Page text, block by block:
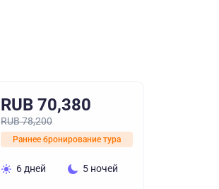
RUB 70,380
RUB 78,200
Раннее бронирование тура
6 дней 5 ночей